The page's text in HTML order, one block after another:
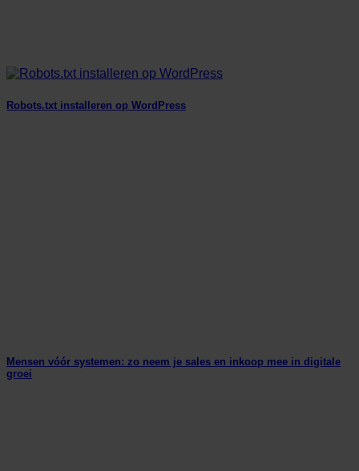
Robots.txt installeren op WordPress
Mensen vóór systemen: zo neem je sales en inkoop mee in digitale
groei